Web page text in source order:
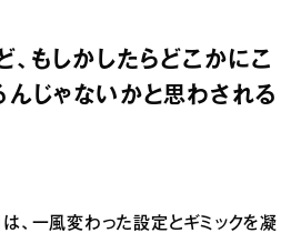
もしかしたらどこかにこ
じゃないかと思わされる
は、一風変わった設定とギミックを凝